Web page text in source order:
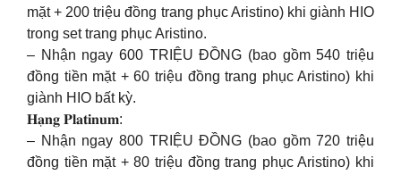
mặt + 200 triệu đồng trang phục Aristino) khi giành HIO
trong set trang phục Aristino.
– Nhận ngay 600 TRIỆU ĐỒNG (bao gồm 540 triệu
đồng tiền mặt + 60 triệu đồng trang phục Aristino) khi
giành HIO bất kỳ.
𝐇𝐚̣𝐧𝐠 𝐏𝐥𝐚𝐭𝐢𝐧𝐮𝐦:
– Nhận ngay 800 TRIỆU ĐỒNG (bao gồm 720 triệu
đồng tiền mặt + 80 triệu đồng trang phục Aristino) khi